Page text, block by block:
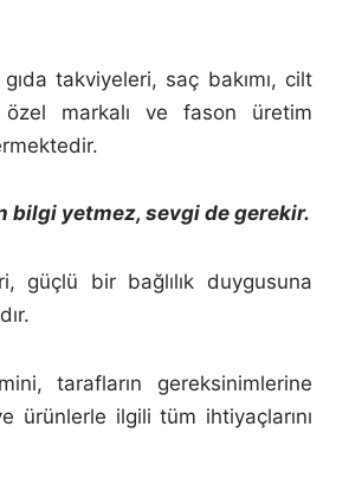
gıda takviyeleri, saç bakımı, cilt
özel markalı ve fason üretim
bilgi yetmez, sevgi de gerekir.
güçlü bir bağlılık duygusuna
tarafların gereksinimlerine
ürünlerle ilgili tüm ihtiyaçlarını